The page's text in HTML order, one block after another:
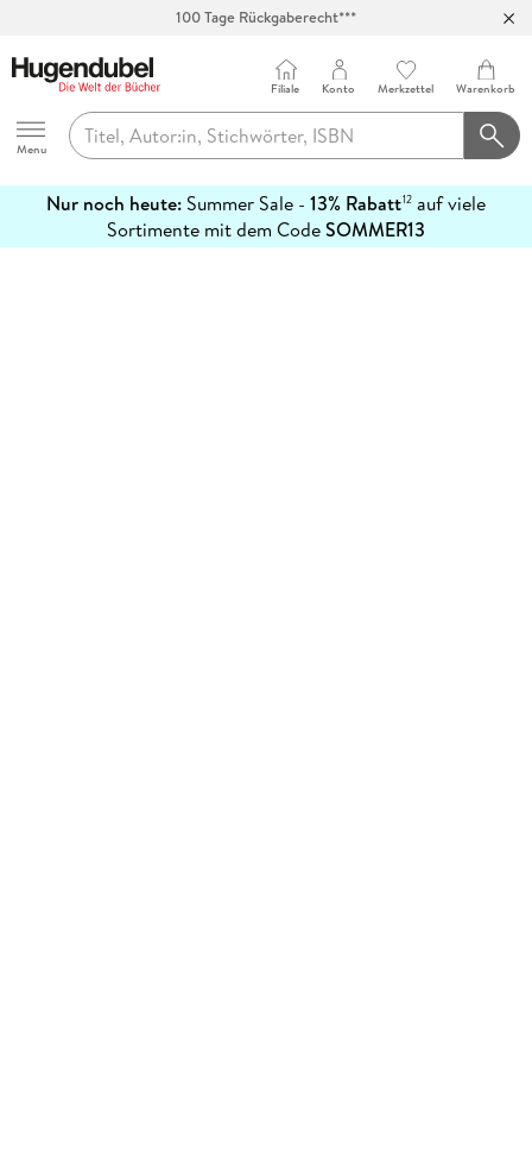
100 Tage Rückgaberecht***
Hugendubel
Menu
Filiale Konto Merkzettel Warenkorb
Nur noch heute: Summer Sale - 13% Rabatt12 auf viele
Sortimente mit dem CodeSOMMER13
erfahren